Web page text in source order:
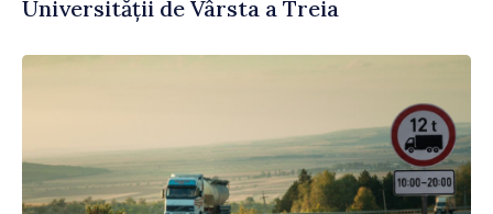
Universității de Vârsta a Treia